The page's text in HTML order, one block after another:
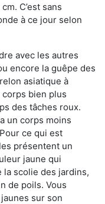
C’est sans
à ce jour selon
avec les autres
encore la guêpe des
asiatique à
bien plus
des tâches roux.
un corps moins
ce qui est
présentent un
jaune qui
la scolie des jardins,
de poils. Vous
sur son